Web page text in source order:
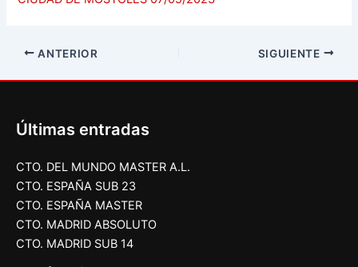
ANTERIOR SIGUIENTE
Últimas entradas
CTO. DEL MUNDO MASTER A.L.
CTO. ESPAÑA SUB 23
CTO. ESPAÑA MASTER
CTO. MADRID ABSOLUTO
CTO. MADRID SUB 14